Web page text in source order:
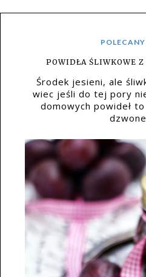
POWIDŁA ŚLIWKOWE
Środek jesieni, ale
wiec jeśli do tej pory
domowych powideł